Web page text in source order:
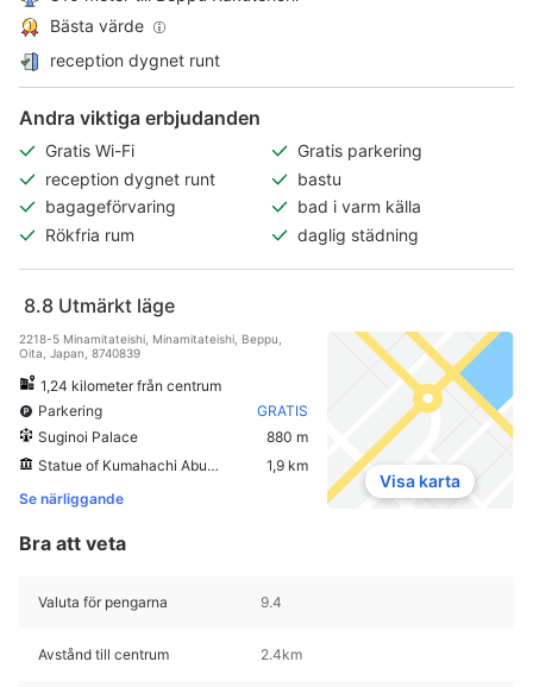
Bästa värde
reception dygnet runt
Andra viktiga erbjudanden
Gratis Wi-Fi
Gratis parkering
reception dygnet runt
bastu
bagageförvaring
bad i varm källa
Rökfria rum
daglig städning
8.8 Utmärkt läge
2218-5 Minamitateishi, Minamitateishi, Beppu,
Oita, Japan, 8740839
1,24 kilometer från centrum
Parkering
GRATIS
Suginoi Palace
880 m
Statue of Kumahachi Aburaya
1,9 km
Se närliggande
Visa karta
Bra att veta
Valuta för pengarna 9.4
Avstånd till centrum 2.4km